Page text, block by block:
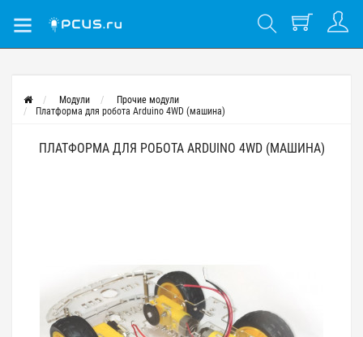
Модули
Прочие модули
Платформа для робота Arduino 4WD (машина)
ПЛАТФОРМА ДЛЯ РОБОТА ARDUINO 4WD (МАШИНА)